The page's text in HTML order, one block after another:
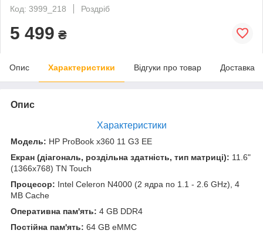
Код: 3999_218
Роздріб
5 499 ₴
Опис Характеристики Відгуки про товар Доставка
Опис
Характеристики
Модель: HP ProBook x360 11 G3 EE
Екран (діагональ, роздільна здатність, тип матриці): 11.6"
(1366x768) TN Touch
Процесор: Intel Celeron N4000 (2 ядра по 1.1 - 2.6 GHz), 4
MB Cache
Оперативна пам'ять: 4 GB DDR4
Постійна пам'ять: 64 GB eMMC